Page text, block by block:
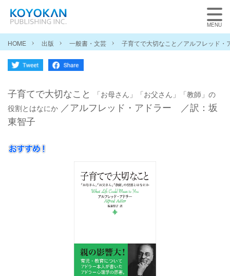
HOME 出版 一般書・文芸 子育てで大切なこと／アルフレッド・
子育てで大切なこと
「お母さん」「お父さん」「教師」の
役割とはなにか ／アルフレッド・アドラー ／訳：坂
東智子